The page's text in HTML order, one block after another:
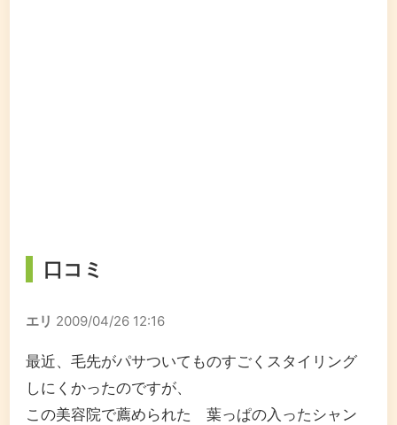
口コミ
エリ 2009/04/26 12:16
最近、毛先がパサついてものすごくスタイリング
しにくかったのですが、
この美容院で薦められた 葉っぱの入ったシャン